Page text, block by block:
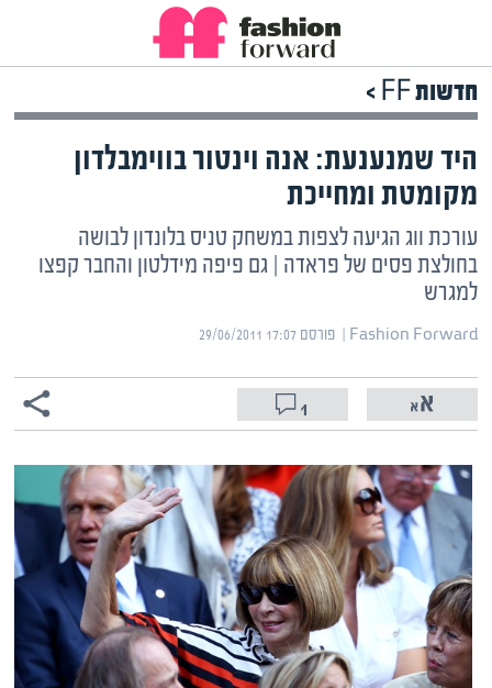
חדשות FF >
היד שמנענעת: אנה וינטור בווימבלדון
מקומטת ומחייכת
עורכת ווג הגיעה לצפות במשחק טניס בלונדון לבושה
בחולצת פסים של פראדה | גם פיפה מידלטון והחבר קפצו
למגרש
Fashion Forward | ‏ פורסם ‎29/06/2011 17:07
1